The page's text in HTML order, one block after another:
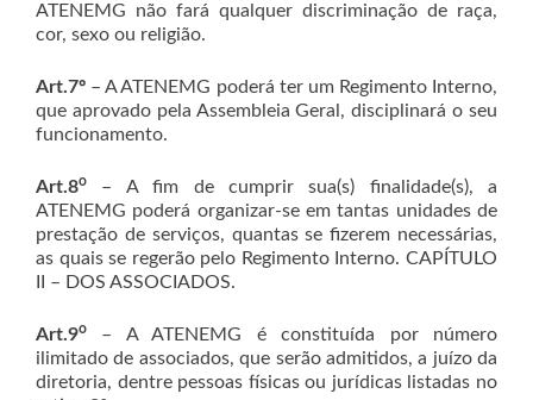
ATENEMG não fará qualquer discriminação de raça,
cor, sexo ou religião.
Art.7º – A ATENEMG poderá ter um Regimento Interno,
que aprovado pela Assembleia Geral, disciplinará o seu
funcionamento.
Art.8o
– A fim de cumprir sua(s) finalidade(s), a
ATENEMG poderá organizar-se em tantas unidades de
prestação de serviços, quantas se fizerem necessárias,
as quais se regerão pelo Regimento Interno. CAPÍTULO
II – DOS ASSOCIADOS.
Art.9o
– A ATENEMG é constituída por número
ilimitado de associados, que serão admitidos, a juízo da
diretoria, dentre pessoas físicas ou jurídicas listadas no